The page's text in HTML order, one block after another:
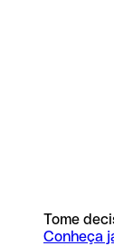
Tome
Conheça